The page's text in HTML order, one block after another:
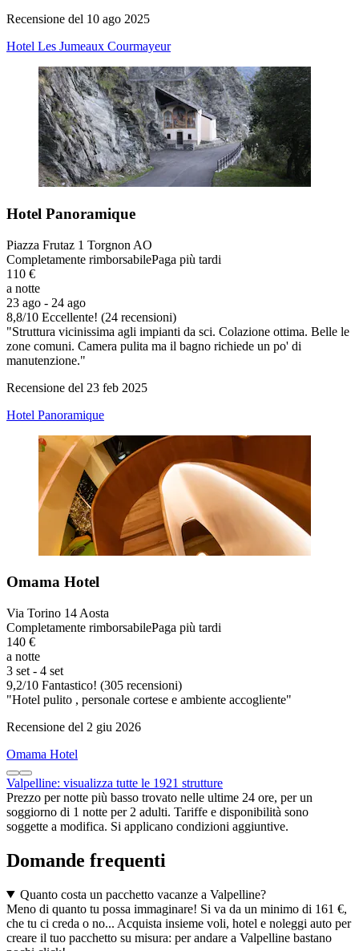
Recensione del 10 ago 2025
Hotel Les Jumeaux Courmayeur
Hotel Panoramique
Piazza Frutaz 1 Torgnon AO
Completamente rimborsabilePaga più tardi
110 €
a notte
23 ago - 24 ago
8,8/10 Eccellente! (24 recensioni)
"Struttura vicinissima agli impianti da sci. Colazione ottima. Belle le
zone comuni. Camera pulita ma il bagno richiede un po' di
manutenzione."
Recensione del 23 feb 2025
Hotel Panoramique
Omama Hotel
Via Torino 14 Aosta
Completamente rimborsabilePaga più tardi
140 €
a notte
3 set - 4 set
9,2/10 Fantastico! (305 recensioni)
"Hotel pulito , personale cortese e ambiente accogliente"
Recensione del 2 giu 2026
Omama Hotel
Valpelline: visualizza tutte le 1921 strutture
Prezzo per notte più basso trovato nelle ultime 24 ore, per un
soggiorno di 1 notte per 2 adulti. Tariffe e disponibilità sono
soggette a modifica. Si applicano condizioni aggiuntive.
Domande frequenti
Quanto costa un pacchetto vacanze a Valpelline?
Meno di quanto tu possa immaginare! Si va da un minimo di 161 €,
che tu ci creda o no... Acquista insieme voli, hotel e noleggi auto per
creare il tuo pacchetto su misura: per andare a Valpelline bastano